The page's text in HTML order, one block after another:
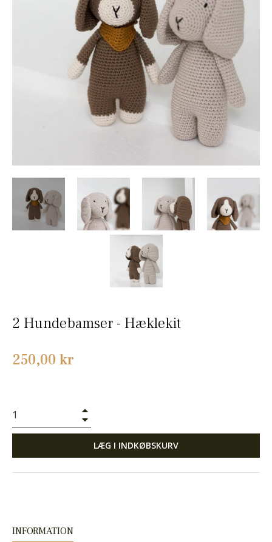
2 Hundebamser - Hæklekit
Normalpris
250,00 kr
LÆG I INDKØBSKURV
INFORMATION